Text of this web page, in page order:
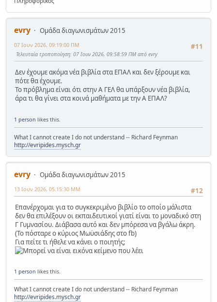
evry
Ομάδα διαγωνισμάτων 2015
#11
07 Ιουν 2026, 09:19:00 ΠΜ
Τελευταία τροποποίηση: 07 Ιουν 2026, 09:58:59 ΠΜ από evry
Δεν έχουμε ακόμα νέα βιβλία στα ΕΠΑΛ και δεν ξέρουμε και
πότε θα έχουμε.
Το πρόβλημα είναι ότι στην Α ΓΕΛ θα υπάρξουν νέα βιβλία,
άρα τι θα γίνει στα κοινά μαθήματα με την Α ΕΠΑΛ?
1 person likes this.
What I cannot create I do not understand -- Richard Feynman
http://evripides.mysch.gr
evry
Ομάδα διαγωνισμάτων 2015
#12
13 Ιουν 2026, 05:15:30 ΜΜ
Επανέρχομαι για το συγκεκριμένο βιβλίο το οποίο μάλιστα
δεν θα επιλέξουν οι εκπαιδευτικοί γιατί είναι το μοναδικό στη
Γ Γυμνασίου. Διάβασα αυτό και δεν μπόρεσα να βγάλω άκρη.
(Το πόσταρε ο κύριος Μωϋσιάδης στο fb)
Για πείτε τι ήθελε να κάνει ο ποιητής;
1 person likes this.
What I cannot create I do not understand -- Richard Feynman
http://evripides.mysch.gr